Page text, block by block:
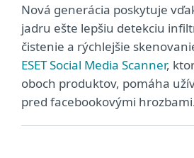
Nová generácia poskytuje
jadru ešte lepšiu detekciu
čistenie a rýchlejšie
ESET Social Media Scanner,
oboch produktov, pomáha
pred facebookovými